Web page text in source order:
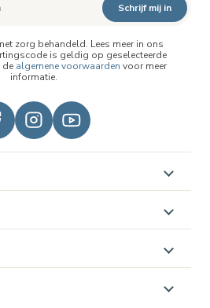
Schrijf mij in
zorg behandeld. Lees meer in ons
is geldig op geselecteerde
de algemene voorwaarden voor meer
informatie.